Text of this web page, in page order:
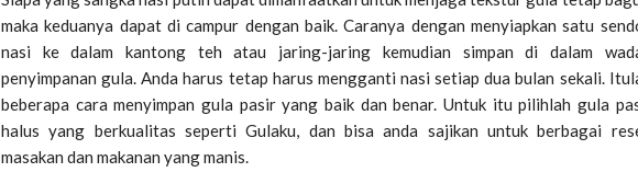
maka keduanya dapat di campur dengan baik. Caranya dengan menyiapkan satu
nasi ke dalam kantong teh atau jaring-jaring kemudian simpan di dalam
penyimpanan gula. Anda harus tetap harus mengganti nasi setiap dua bulan sekali.
beberapa cara menyimpan gula pasir yang baik dan benar. Untuk itu pilihlah gula
halus yang berkualitas seperti Gulaku, dan bisa anda sajikan untuk berbagai
masakan dan makanan yang manis.